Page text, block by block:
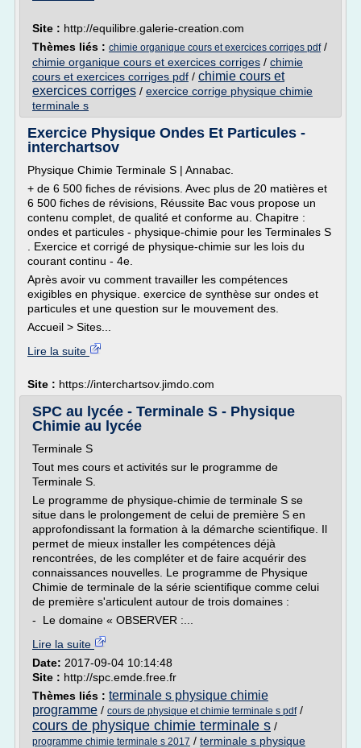
Site : http://equilibre.galerie-creation.com
Thèmes liés : chimie organique cours et exercices corriges pdf/
chimie organique cours et exercices corriges / chimie
cours et exercices corriges pdf / chimie cours et
exercices corriges / exercice corrige physique chimie
terminale s
Exercice Physique Ondes Et Particules -
interchartsov
Physique Chimie Terminale S | Annabac.
+ de 6 500 fiches de révisions. Avec plus de 20 matières et
6 500 fiches de révisions, Réussite Bac vous propose un
contenu complet, de qualité et conforme au. Chapitre :
ondes et particules - physique-chimie pour les Terminales S
. Exercice et corrigé de physique-chimie sur les lois du
courant continu - 4e.
Après avoir vu comment travailler les compétences
exigibles en physique. exercice de synthèse sur ondes et
particules et une question sur le mouvement des.
Accueil > Sites...
Lire la suite
Site : https://interchartsov.jimdo.com
SPC au lycée - Terminale S - Physique
Chimie au lycée
Terminale S
Tout mes cours et activités sur le programme de
Terminale S.
Le programme de physique-chimie de terminale S se
situe dans le prolongement de celui de première S en
approfondissant la formation à la démarche scientifique. Il
permet de mieux installer les compétences déjà
rencontrées, de les compléter et de faire acquérir des
connaissances nouvelles. Le programme de Physique
Chimie de terminale de la série scientifique comme celui
de première s'articulent autour de trois domaines :
- Le domaine « OBSERVER :...
Lire la suite
Date: 2017-09-04 10:14:48
Site : http://spc.emde.free.fr
Thèmes liés : terminale s physique chimie
programme / cours de physique et chimie terminale s pdf/
cours de physique chimie terminale s /
programme chimie terminale s 2017 / terminale s physique